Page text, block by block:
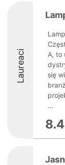
Laureaci
A, to
się
...
8.4